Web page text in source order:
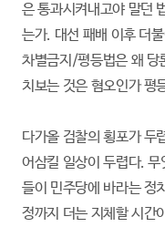
은 통과시켜내고야 말던
는가. 대선 패배 이후 더
차별금지/평등법은 왜 당
치보는 것은 혐오인가 평
다가올 검찰의 횡포가 두
어삼킬 일상이 두렵다.
들이 민주당에 바라는 정
정까지 더는 지체할 시간